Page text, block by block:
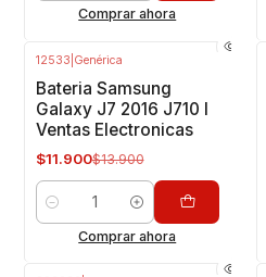
Comprar ahora
12533 Genérica
Bateria Samsung
Galaxy J7 2016 J710 I
Ventas Electronicas
$11.900$13.900
Cantidad
Comprar ahora